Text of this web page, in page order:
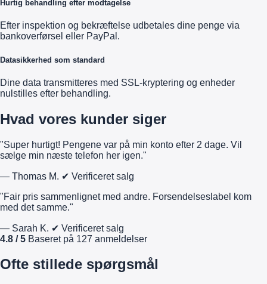
Hurtig behandling efter modtagelse
Efter inspektion og bekræftelse udbetales dine penge via
bankoverførsel eller PayPal.
Datasikkerhed som standard
Dine data transmitteres med SSL-kryptering og enheder
nulstilles efter behandling.
Hvad vores kunder siger
"Super hurtigt! Pengene var på min konto efter 2 dage. Vil
sælge min næste telefon her igen."
— Thomas M. ✔ Verificeret salg
"Fair pris sammenlignet med andre. Forsendelseslabel kom
med det samme."
— Sarah K. ✔ Verificeret salg
4.8 / 5 Baseret på 127 anmeldelser
Ofte stillede spørgsmål